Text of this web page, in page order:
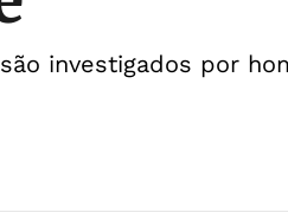
investigados por